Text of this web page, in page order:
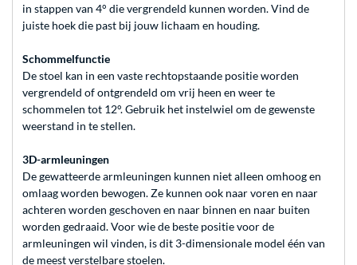
in stappen van 4° die vergrendeld kunnen worden. Vind de
juiste hoek die past bij jouw lichaam en houding.
Schommelfunctie
De stoel kan in een vaste rechtopstaande positie worden
vergrendeld of ontgrendeld om vrij heen en weer te
schommelen tot 12°. Gebruik het instelwiel om de gewenste
weerstand in te stellen.
3D-armleuningen
De gewatteerde armleuningen kunnen niet alleen omhoog en
omlaag worden bewogen. Ze kunnen ook naar voren en naar
achteren worden geschoven en naar binnen en naar buiten
worden gedraaid. Voor wie de beste positie voor de
armleuningen wil vinden, is dit 3-dimensionale model één van
de meest verstelbare stoelen.